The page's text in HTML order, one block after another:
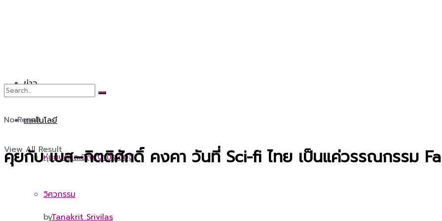
ข่าว
เทคโนโลยี
หุ่นยนต์และปัญญาประดิษฐ์
วิศวกรรม
No Result
View All Result
คุยกับ เบส–กิตติศักดิ์ คงคา วันที่ Sci-fi ไทย เป็นแค่วรรณกรรม
byTanakrit Srivilas